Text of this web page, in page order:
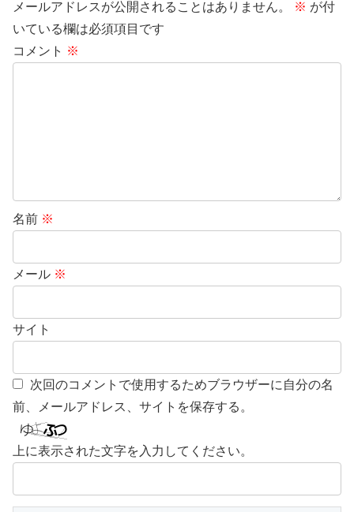
メールアドレスが公開されることはありません。 ※ が付
いている欄は必須項目です
コメント ※
名前 ※
メール ※
サイト
次回のコメントで使用するためブラウザーに自分の名
前、メールアドレス、サイトを保存する。
上に表示された文字を入力してください。